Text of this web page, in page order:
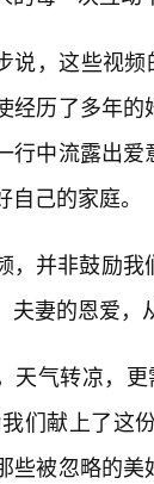
说，这些视
经历了多年
行中流露出
己的家庭。
，并非鼓励
夫妻的恩爱，
天气转凉，
们献上了这
些被忽略的